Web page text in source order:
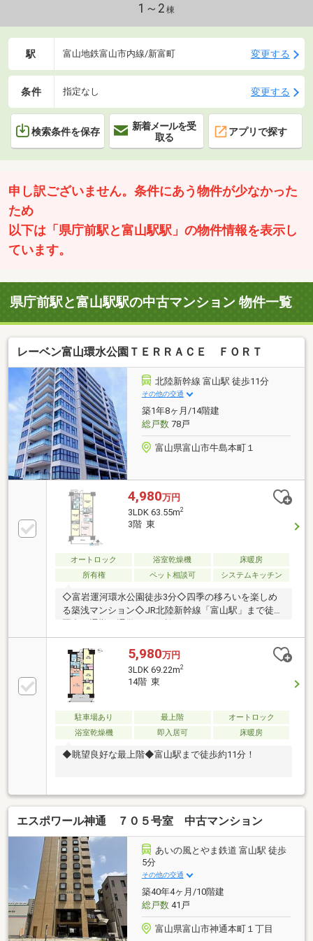
1～2 棟
駅 富山地鉄富山市内線/新富町 変更する
条件 指定なし 変更する
検索条件を保存
新着メールを受
取る
アプリで探す
申し訳ございません。条件にあう物件が少なかった
ため
以下は「県庁前駅と富山駅駅」の物件情報を表示し
ています。
県庁前駅と富山駅駅の中古マンション 物件一覧
レーベン富山環水公園ＴＥＲＲＡＣＥ ＦＯＲＴ
北陸新幹線 富山駅 徒歩11分
その他の交通
築1年8ヶ月/14階建
総戸数78戸
富山県富山市牛島本町１
4,980万円
3LDK 63.55m2
3階 東
オートロック 浴室乾燥機
床暖房
所有権
ペット相談可 システムキッチン
◇富岩運河環水公園徒歩3分◇四季の移ろいを楽しめ
る築浅マンション◇JR北陸新幹線「富山駅」まで徒歩
5,980万円
3LDK 69.22m2
14階 東
駐車場あり 最上階
オートロック
浴室乾燥機
即入居可 床暖房
◆眺望良好な最上階◆富山駅まで徒歩約11分！
エスポワール神通 ７０５号室 中古マンション
あいの風とやま鉄道 富山駅 徒歩
5分
その他の交通
築40年4ヶ月/10階建
総戸数41戸
富山県富山市神通本町１丁目